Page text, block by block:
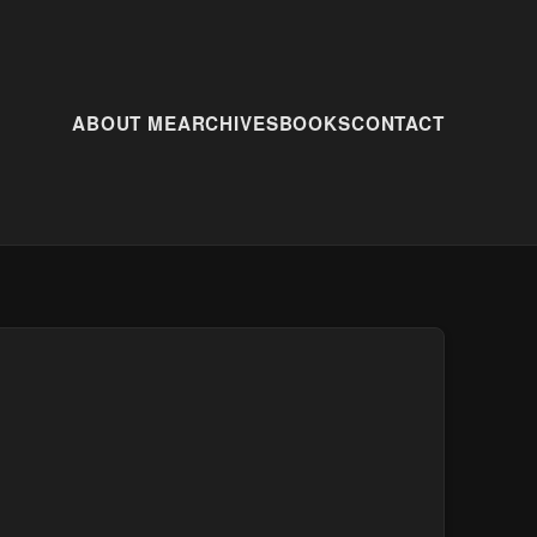
ABOUT MEARCHIVESBOOKSCONTACT